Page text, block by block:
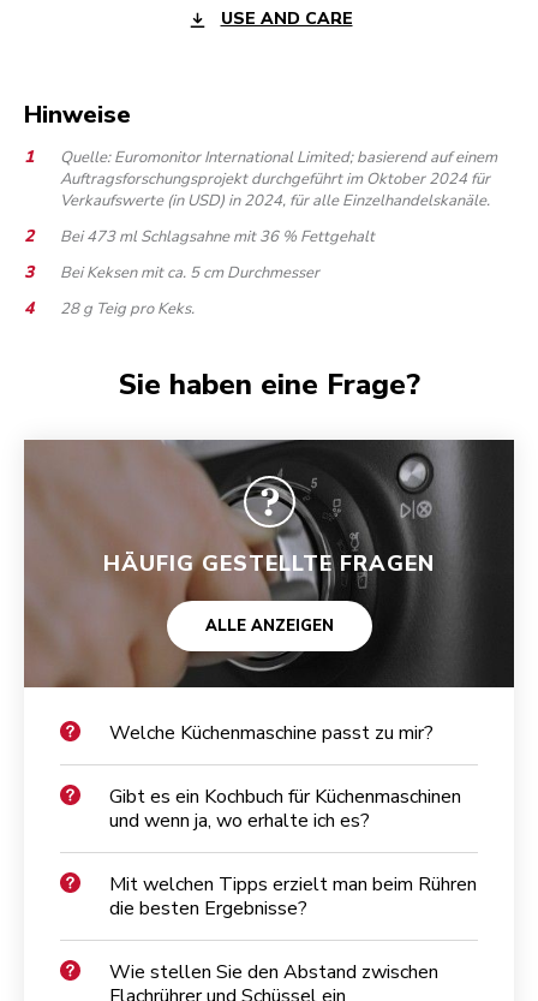
USE AND CARE
Hinweise
Quelle: Euromonitor International Limited; basierend auf einem
Auftragsforschungsprojekt durchgeführt im Oktober 2024 für
Verkaufswerte (in USD) in 2024, für alle Einzelhandelskanäle.
Bei 473 ml Schlagsahne mit 36 % Fettgehalt
Bei Keksen mit ca. 5 cm Durchmesser
28 g Teig pro Keks.
Sie haben eine Frage?
HÄUFIG GESTELLTE FRAGEN
ALLE ANZEIGEN
Welche Küchenmaschine passt zu mir?
Gibt es ein Kochbuch für Küchenmaschinen
und wenn ja, wo erhalte ich es?
Mit welchen Tipps erzielt man beim Rühren
die besten Ergebnisse?
Wie stellen Sie den Abstand zwischen